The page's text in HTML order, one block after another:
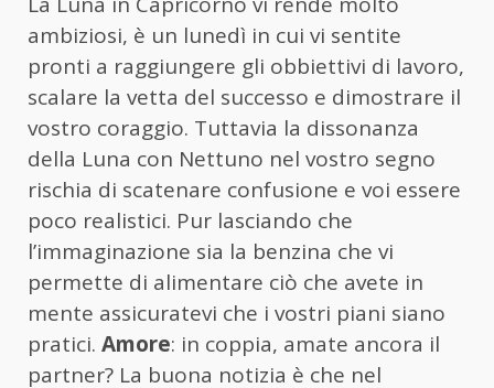
ambiziosi, è un lunedì in cui vi sentite
pronti a raggiungere gli obbiettivi di lavoro,
scalare la vetta del successo e dimostrare il
vostro coraggio. Tuttavia la dissonanza
della Luna con Nettuno nel vostro segno
rischia di scatenare confusione e voi essere
poco realistici. Pur lasciando che
l’immaginazione sia la benzina che vi
permette di alimentare ciò che avete in
mente assicuratevi che i vostri piani siano
pratici. Amore: in coppia, amate ancora il
partner? La buona notizia è che nel